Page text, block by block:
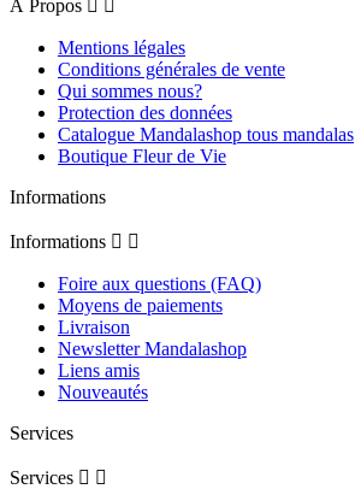
À Propos  
Mentions légales
Conditions générales de vente
Qui sommes nous?
Protection des données
Catalogue Mandalashop tous mandalas
Boutique Fleur de Vie
Informations
Informations  
Foire aux questions (FAQ)
Moyens de paiements
Livraison
Newsletter Mandalashop
Liens amis
Nouveautés
Services
Services  